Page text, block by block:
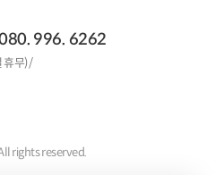
996. 6262
휴무) /
rights reserved.